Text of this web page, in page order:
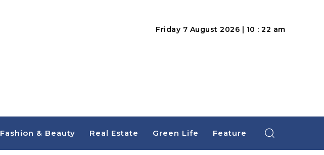
Friday 7 August 2026 | 10 : 22 am
Fashion & Beauty Real Estate Green Life Feature